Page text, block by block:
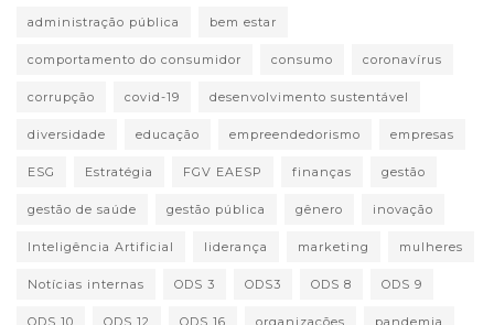
administração pública bem estar
comportamento do consumidor consumo coronavírus
corrupção covid-19 desenvolvimento sustentável
diversidade educação empreendedorismo empresas
ESG Estratégia FGV EAESP finanças gestão
gestão de saúde gestão pública gênero inovação
Inteligência Artificial liderança marketing mulheres
Notícias internas ODS 3 ODS3 ODS 8 ODS 9
ODS 10 ODS 12 ODS 16 organizações pandemia